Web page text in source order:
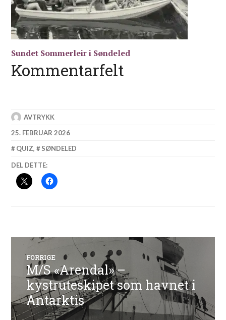
Sundet Sommerleir i Søndeled
Kommentarfelt
AVTRYKK
25. FEBRUAR 2026
QUIZ, SØNDELED
DEL DETTE:
Innleggsnavigasjon
FORRIGE
Forrige
innlegg:
M/S «Arendal» –
kystruteskipet som havnet i
Antarktis